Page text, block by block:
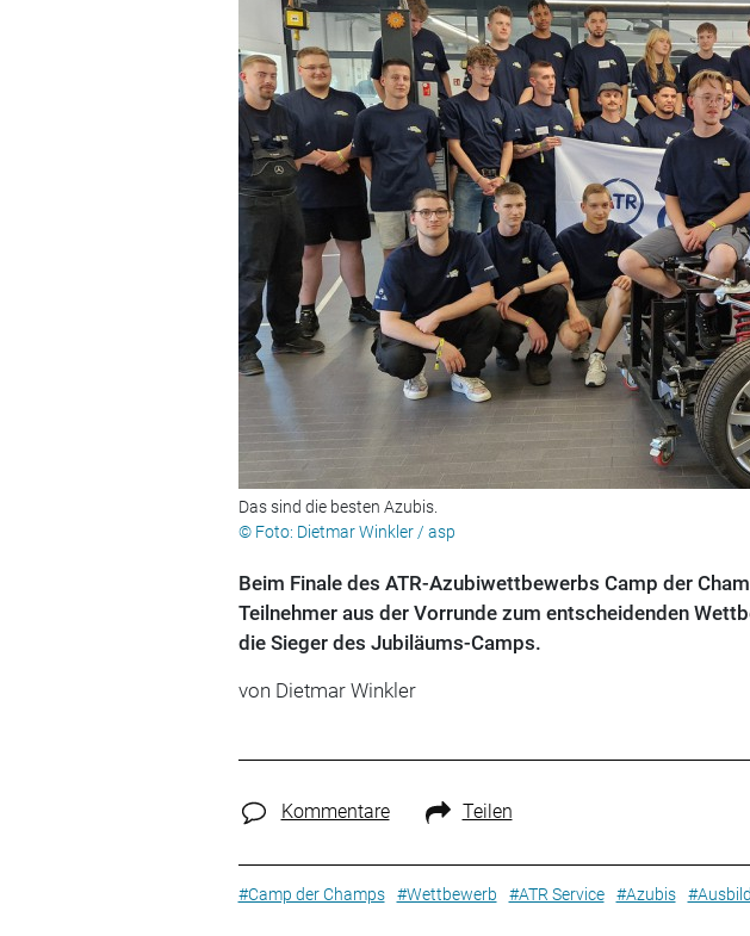
Das sind die besten Azubis.
© Foto: Dietmar Winkler / asp
Beim Finale des ATR-Azubiwettbewerbs Camp der
Teilnehmer aus der Vorrunde zum entscheidenden
die Sieger des Jubiläums-Camps.
von Dietmar Winkler
Kommentare Teilen
#Camp der Champs #Wettbewerb #ATR Service #Azubis